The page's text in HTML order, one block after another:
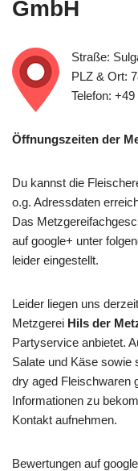
GmbH
Straße:
PLZ & Ort:
Telefon:
Öffnungszeiten der
Du kannst die
o.g. Adressdaten
Das
auf google+ unter
leider eingestellt.
Leider liegen uns
Metzgerei Hils der
Partyservice anbietet.
Salate und Käse sowie
dry aged Fleischwaren
Informationen zu
Kontakt aufnehmen.
Bewertungen auf